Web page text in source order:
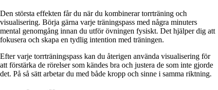
Den största effekten får du när du kombinerar torrträning och
visualisering. Börja gärna varje träningspass med några minuters
mental genomgång innan du utför övningen fysiskt. Det hjälper dig att
fokusera och skapa en tydlig intention med träningen.
Efter varje torrträningspass kan du återigen använda visualisering för
att förstärka de rörelser som kändes bra och justera de som inte gjorde
det. På så sätt arbetar du med både kropp och sinne i samma riktning.